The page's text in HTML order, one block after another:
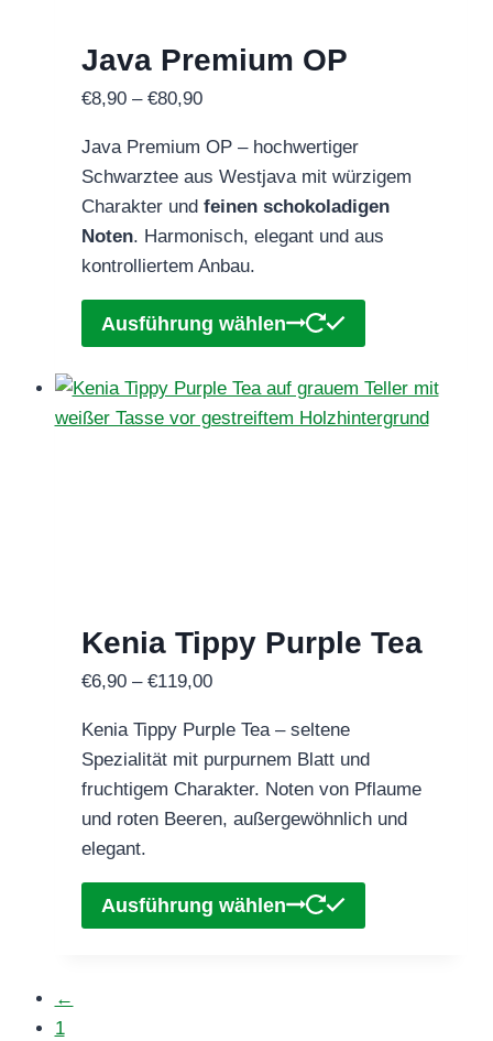
Java Premium OP
€8,90 – €80,90Preisspanne:
bis
€80,90
Java Premium OP – hochwertiger
Schwarztee aus Westjava mit würzigem
Charakter und feinen schokoladigen
Noten. Harmonisch, elegant und aus
kontrolliertem Anbau.
Ausführung wählen
Produkt
mehrere
Varianten
Produktseite
Kenia Tippy Purple Tea
€6,90 – €119,00Preisspanne:
bis
€119,00
Kenia Tippy Purple Tea – seltene
Spezialität mit purpurnem Blatt und
fruchtigem Charakter. Noten von Pflaume
und roten Beeren, außergewöhnlich und
elegant.
Ausführung wählen
Produkt
←
1